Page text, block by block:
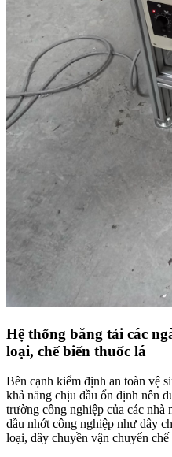
Hệ thống băng tải các
loại, chế biến thuốc lá
Bên cạnh kiểm định an toàn vệ
khả năng chịu dầu ổn định nên
trường công nghiệp của các nhà
dầu nhớt công nghiệp như dây
loại, dây chuyền vận chuyển